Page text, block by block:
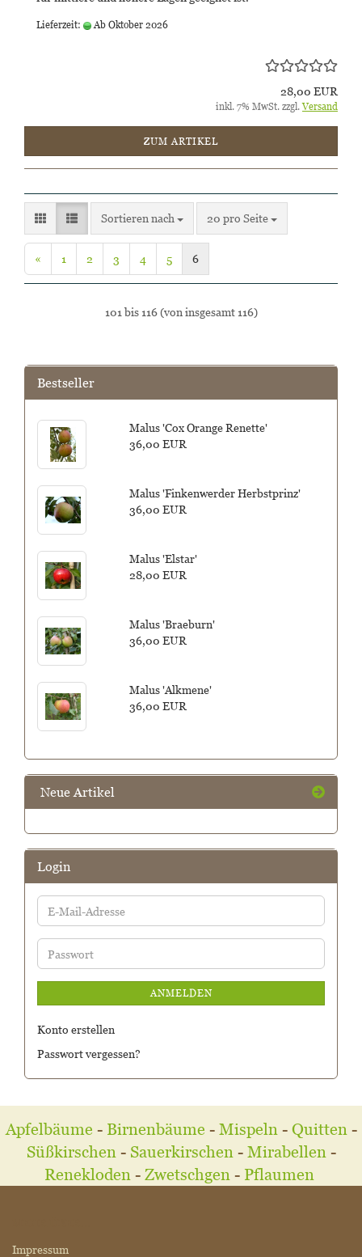
Lieferzeit: Ab Oktober 2026
28,00 EUR
inkl. 7% MwSt. zzgl.Versand
ZUM ARTIKEL
Sortieren nach
Sortieren nach 20 pro Seite
pro Seite
« 1 2 3 4 5 6
101 bis 116(von insgesamt 116)
Bestseller
Malus 'Cox Orange Renette'
36,00 EUR
Malus 'Finkenwerder Herbstprinz'
36,00 EUR
Malus 'Elstar'
28,00 EUR
Malus 'Braeburn'
36,00 EUR
Malus 'Alkmene'
36,00 EUR
Neue Artikel
Login
E-
Mail-
Adresse
Passwort
ANMELDEN
Konto erstellen
Passwort vergessen?
Apfelbäume - Birnenbäume - Mispeln- Quitten-
Süßkirschen - Sauerkirschen- Mirabellen -
Renekloden- Zwetschgen - Pflaumen
Impressum